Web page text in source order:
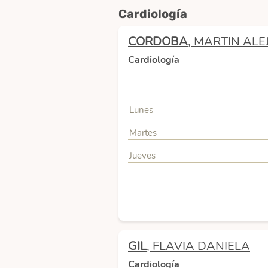
Cardiología
CORDOBA, MARTIN
Cardiología
Lunes
Martes
Jueves
GIL, FLAVIA DANIELA
Cardiología